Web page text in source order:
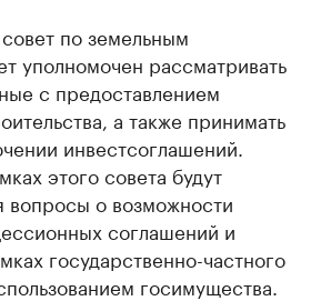
по земельным
уполномочен рассматривать
с предоставлением
а также принимать
инвестсоглашений.
этого совета будут
вопросы о возможности
соглашений и
государственно-частного
госимущества.